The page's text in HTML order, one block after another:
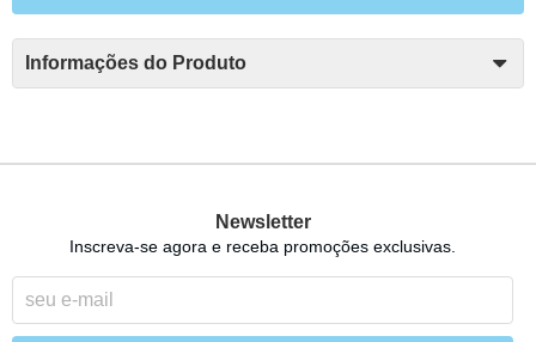
Informações do Produto
Newsletter
Inscreva-se agora e receba promoções exclusivas.